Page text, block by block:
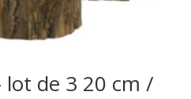
lot de 3 20 cm /